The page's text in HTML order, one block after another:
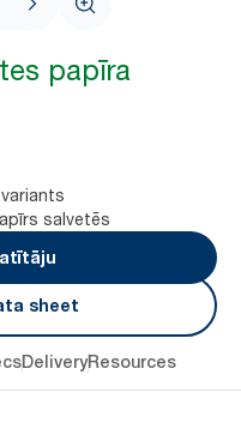
papīra
salvetēs
sheet
DeliveryResources